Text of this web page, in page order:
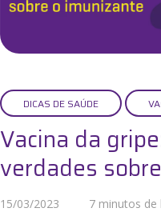
DICAS DE SAÚDE
Vacina da
verdades
15/03/2023 7 minutos de